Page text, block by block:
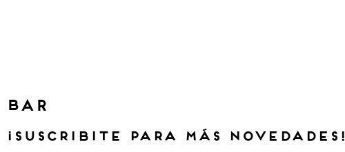
BAR
¡Suscribite para más novedades!